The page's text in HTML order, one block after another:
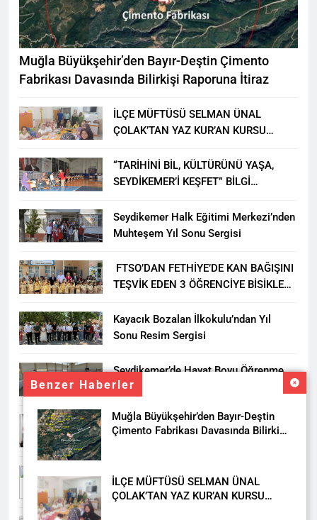
Benzer Haberler
Muğla Büyükşehir’den Bayır-Deştin
Çimento Fabrikası Davasında Bilirkişi
İLÇE MÜFTÜSÜ SELMAN ÜNAL
ÇOLAK’TAN YAZ KUR’AN KURSU
Muğla Büyükşehir’den Bayır-Deştin Çimento
Fabrikası Davasında Bilirkişi Raporuna İtiraz
İLÇE MÜFTÜSÜ SELMAN ÜNAL
ÇOLAK’TAN YAZ KUR’AN KURSU
“TARİHİNİ BİL, KÜLTÜRÜNÜ YAŞA,
SEYDİKEMER’İ KEŞFET” BİLGİ
Seydikemer Halk Eğitimi Merkezi’nden
Muhteşem Yıl Sonu Sergisi
FTSO’DAN FETHİYE’DE KAN BAĞIŞINI
TEŞVİK EDEN 3 ÖĞRENCİYE BİSİKLET
Kayacık Bozalan İlkokulu’ndan Yıl
Sonu Resim Sergisi
Seydikemer’de Hayat Boyu Öğrenme
Haftası Kadıköy Sergisiyle Başladı
DALAMAN KENT PARK PROJESİ İÇİN
BAŞKAN DURMUŞ’A YETKİ VERİLDİ
Seydikemer’de Akçay Deresi Tepkisi
Büyüyor: “Yetkililer Vatandaşın Sesini
Duysun”